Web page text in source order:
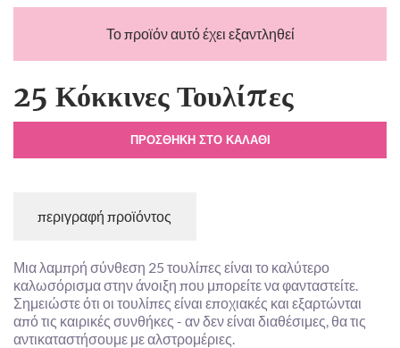
Το προϊόν αυτό έχει εξαντληθεί
25 Κόκκινες Τουλίπες
ΠΡΟΣΘΉΚΗ ΣΤΟ ΚΑΛΆΘΙ
περιγραφή προϊόντος
Μια λαμπρή σύνθεση 25 τουλίπες είναι το καλύτερο
καλωσόρισμα στην άνοιξη που μπορείτε να φανταστείτε.
Σημειώστε ότι οι τουλίπες είναι εποχιακές και εξαρτώνται
από τις καιρικές συνθήκες - αν δεν είναι διαθέσιμες, θα τις
αντικαταστήσουμε με αλστρομέριες.